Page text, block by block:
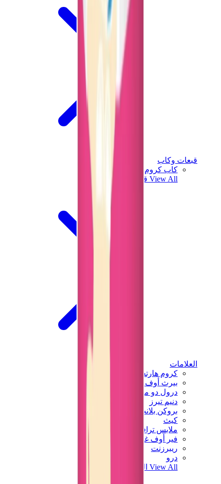
قبعات وكاب
كاب كروم هارتس
View All قبعات وكاب
العلامات
كروم هارتس
بيرث أوف رويال تشايلد
درول دو مونسيور
دنيم تيرز
بروكن بلانت
كيث
ملابس ترافيس سكوت
فير أوف غاد × إيسنشالز
ريبرزنت
درو
View All العلامات